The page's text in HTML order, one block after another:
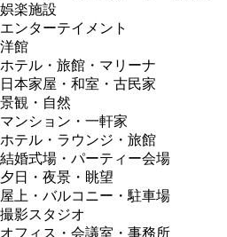
娯楽施設
エンターテイメント
洋館
ホテル・旅館・マリーナ
日本家屋・和室・古民家
景観・自然
マンション・一軒家
ホテル・ラウンジ・旅館
結婚式場・パーティー会場
夕日・夜景・眺望
屋上・バルコニー・駐車場
撮影スタジオ
オフィス・会議室・事務所